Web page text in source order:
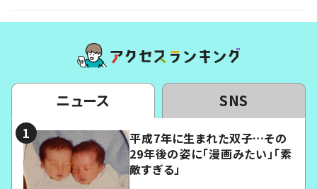
ニュース SNS
平成7年に生まれた双子…その
29年後の姿に「漫画みたい」「素
敵すぎる」